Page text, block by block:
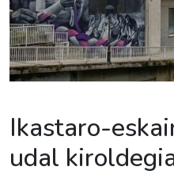
Ikastaro-
udal